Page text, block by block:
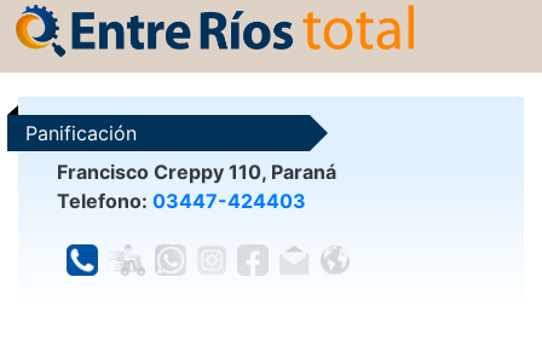
Panificación
Francisco Creppy 110, Paraná
Telefono: 03447-424403